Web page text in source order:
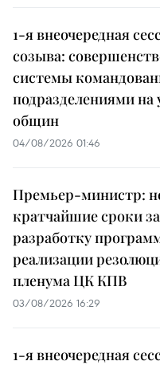
1-я внеочередная
созыва:
системы
подразделениями на
общин
04/08/2026 01:46
Премьер-министр:
кратчайшие сроки
разработку
реализации
пленума ЦК КПВ
03/08/2026 16:29
1-я внеочередная